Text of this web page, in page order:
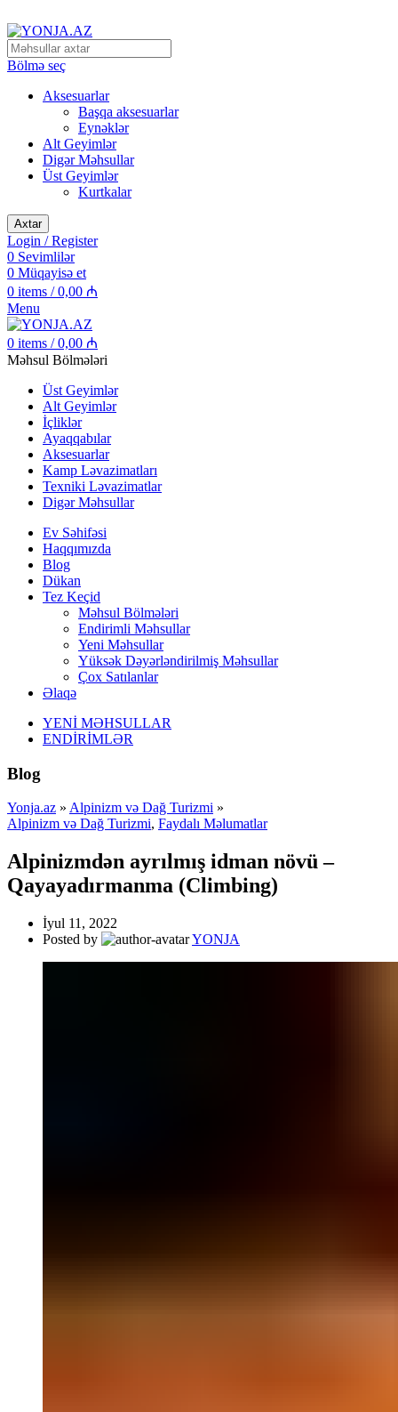
Bölmə seç
Aksesuarlar
Başqa aksesuarlar
Eynəklər
Alt Geyimlər
Digər Məhsullar
Üst Geyimlər
Kurtkalar
Axtar
Login / Register
0 Sevimlilər
0 Müqayisə et
0 items / 0,00 ₼
Menu
0 items / 0,00 ₼
Məhsul Bölmələri
Üst Geyimlər
Alt Geyimlər
İçliklər
Ayaqqabılar
Aksesuarlar
Kamp Ləvazimatları
Texniki Ləvazimatlar
Digər Məhsullar
Ev Səhifəsi
Haqqımızda
Blog
Dükan
Tez Keçid
Məhsul Bölmələri
Endirimli Məhsullar
Yeni Məhsullar
Yüksək Dəyərləndirilmiş Məhsullar
Çox Satılanlar
Əlaqə
YENİ MƏHSULLAR
ENDİRİMLƏR
Blog
Yonja.az » Alpinizm və Dağ Turizmi »
Alpinizm və Dağ Turizmi, Faydalı Məlumatlar
Alpinizmdən ayrılmış idman növü –
Qayayadırmanma (Climbing)
İyul 11, 2022
Posted by
YONJA